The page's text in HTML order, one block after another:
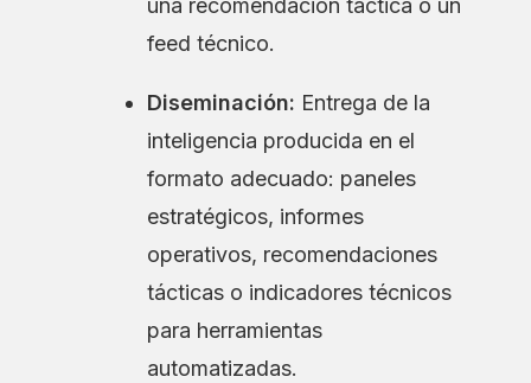
feed técnico.
Diseminación: Entrega de la
inteligencia producida en el
formato adecuado: paneles
estratégicos, informes
operativos, recomendaciones
tácticas o indicadores técnicos
para herramientas
automatizadas.